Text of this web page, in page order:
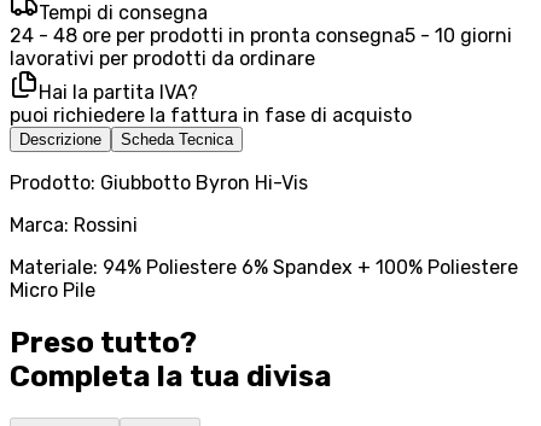
Tempi di consegna
24 - 48 ore per prodotti in pronta consegna5 - 10 giorni
lavorativi per prodotti da ordinare
Hai la partita IVA?
puoi richiedere la fattura in fase di acquisto
Descrizione Scheda Tecnica
Prodotto: Giubbotto Byron Hi-Vis
Marca: Rossini
Materiale: 94% Poliestere 6% Spandex + 100% Poliestere
Micro Pile
Preso tutto?
Completa la tua divisa